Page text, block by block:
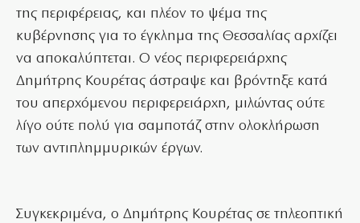
της περιφέρειας, και πλέον το ψέμα της
κυβέρνησης για το έγκλημα της Θεσσαλίας αρχίζει
να αποκαλύπτεται. Ο νέος περιφερειάρχης
Δημήτρης Κουρέτας άστραψε και βρόντηξε κατά
του απερχόμενου περιφερειάρχη, μιλώντας ούτε
λίγο ούτε πολύ για σαμποτάζ στην ολοκλήρωση
των αντιπλημμυρικών έργων.
Συγκεκριμένα, ο Δημήτρης Κουρέτας σε τηλεοπτική